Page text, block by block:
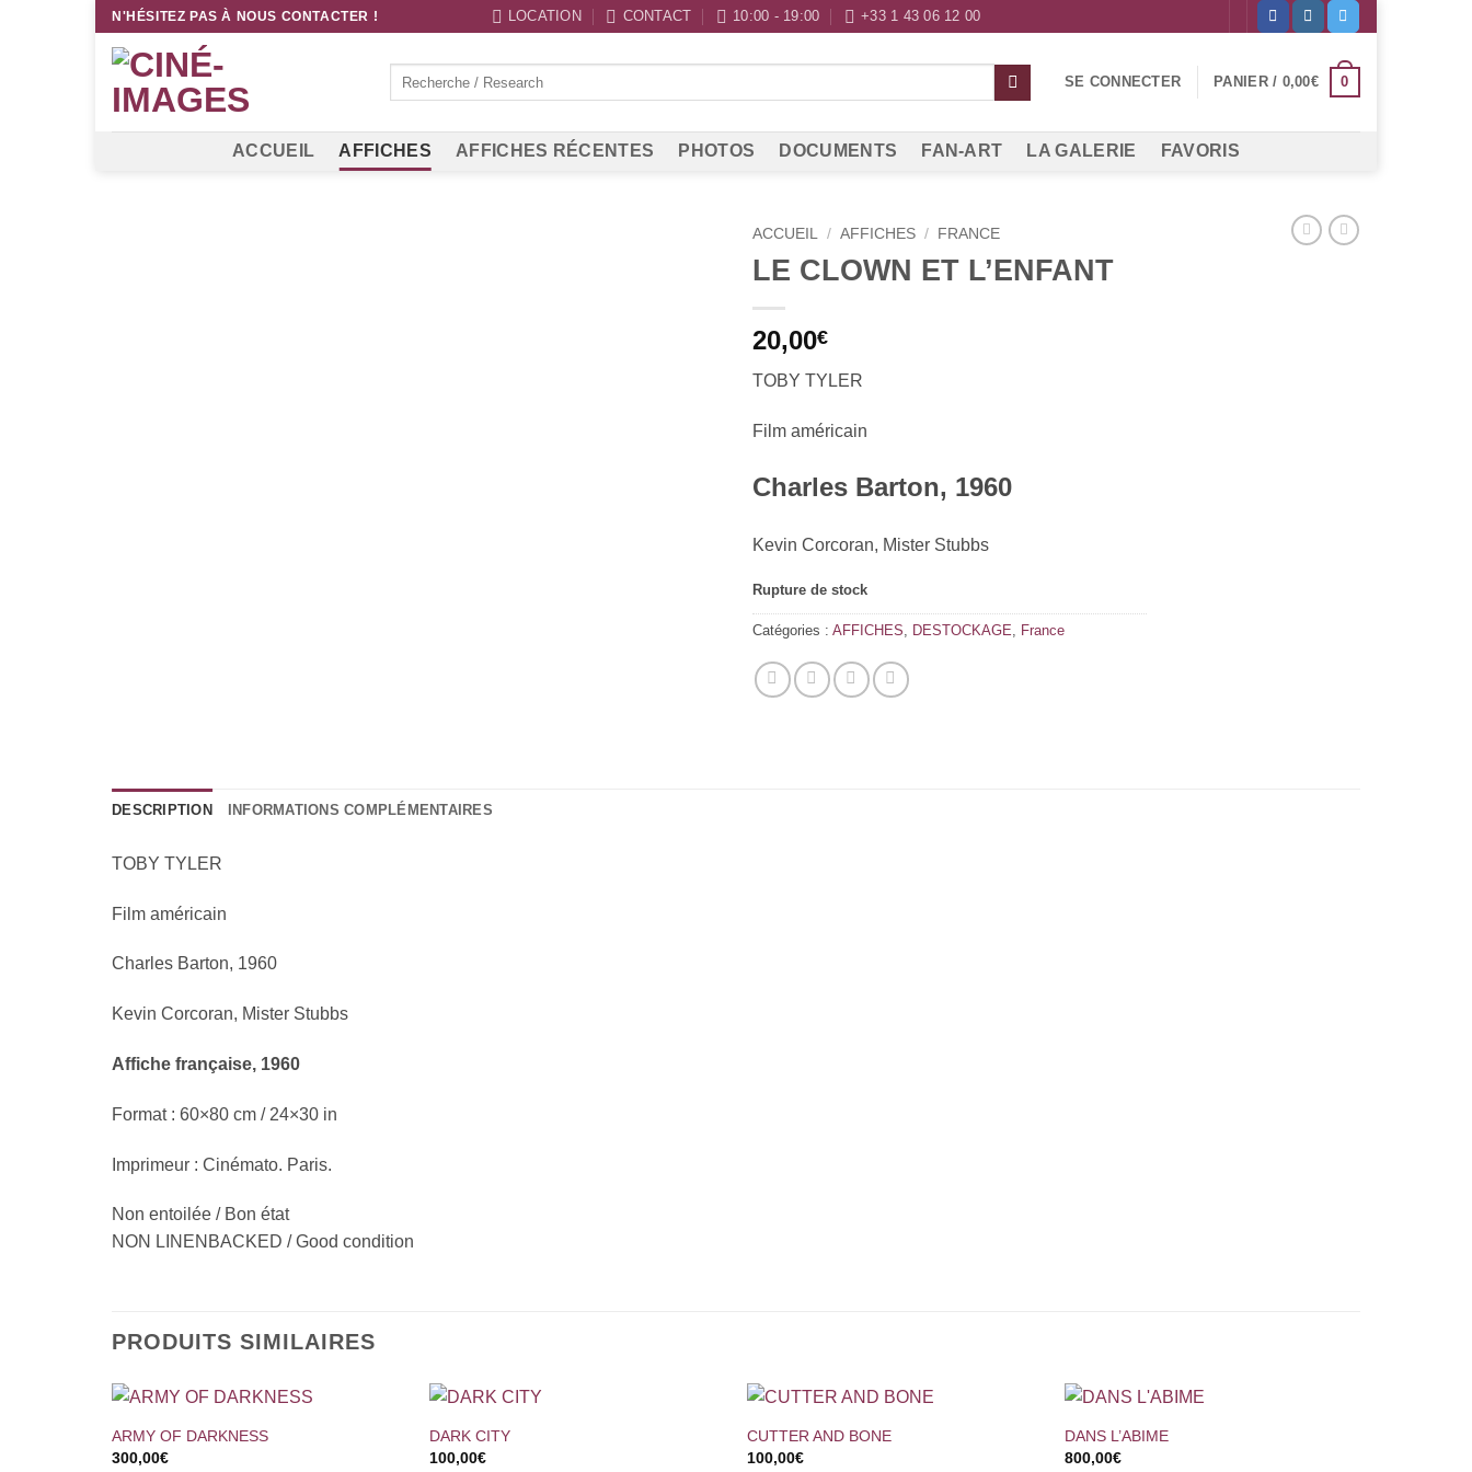
Passer
contenu
N'HÉSITEZ PAS À NOUS CONTACTER ! LOCATION CONTACT 10:00 - 19:00 +33 1 43 06 12 00
SE CONNECTER PANIER / 0,00€ 0
ACCUEIL AFFICHES AFFICHES RÉCENTES PHOTOS DOCUMENTS FAN-ART LA GALERIE FAVORIS
ACCUEIL / AFFICHES / FRANCE
LE CLOWN ET L’ENFANT
20,00€
TOBY TYLER
Film américain
Charles Barton, 1960
Kevin Corcoran, Mister Stubbs
Rupture de stock
Catégories : AFFICHES DESTOCKAGE France
DESCRIPTION INFORMATIONS COMPLÉMENTAIRES
TOBY TYLER
Film américain
Charles Barton, 1960
Kevin Corcoran, Mister Stubbs
Affiche française, 1960
Format : 60×80 cm / 24×30 in
Imprimeur : Cinémato. Paris.
Non entoilée / Bon état
NON LINENBACKED / Good condition
PRODUITS SIMILAIRES
+
ARMY OF DARKNESS
300,00€
+
DARK CITY
100,00€
+
CUTTER AND BONE
100,00€
+
DANS L’ABIME
800,00€